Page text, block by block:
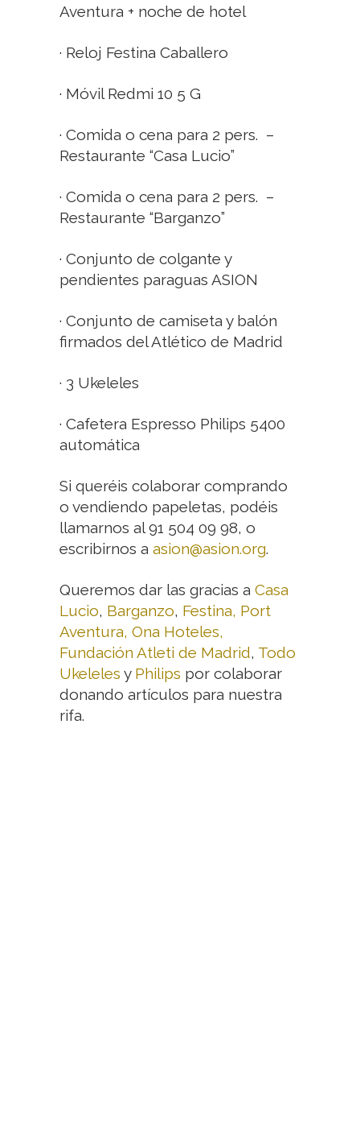
Aventura + noche de hotel
· Reloj Festina Caballero
· Móvil Redmi 10 5 G
· Comida o cena para 2 pers. –
Restaurante “Casa Lucio”
· Comida o cena para 2 pers. –
Restaurante “Barganzo”
· Conjunto de colgante y
pendientes paraguas ASION
· Conjunto de camiseta y balón
firmados del Atlético de Madrid
· 3 Ukeleles
· Cafetera Espresso Philips 5400
automática
Si queréis colaborar comprando
o vendiendo papeletas, podéis
llamarnos al 91 504 09 98, o
escribirnos a asion@asion.org.
Queremos dar las gracias a Casa
Lucio, Barganzo, Festina, Port
Aventura, Ona Hoteles,
Fundación Atleti de Madrid, Todo
Ukeleles y Philips por colaborar
donando artículos para nuestra
rifa.